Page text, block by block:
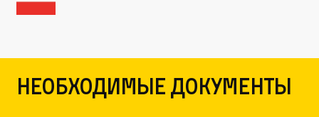
Необходимые документы